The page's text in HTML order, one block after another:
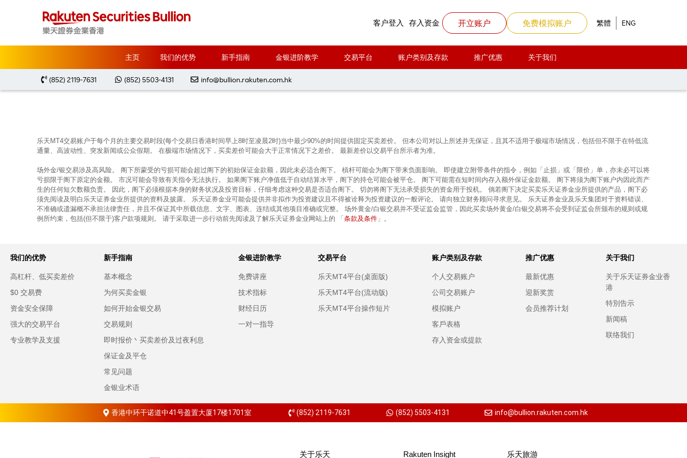
客户登入 存入资金 开立账户 免费模拟账户 繁體 ENG
主页 我们的优势 新手指南 金银进阶教学 交易平台 账户类别及存款 推广优惠 关于我们
(852) 2119-7631 (852) 5503-4131 info@bullion.rakuten.com.hk
主页 Market Analysis 每周黃金分析 20251103
每周黃金分析 20251103
乐天MT4交易账户于每个月的主要交易时段(每个交易日香港时间早上8时至凌晨2时)当中最少90%的时间提供固定买卖差价。 但本公司对以上所述并无保证，且其不适用于极端市场情况，包括但不限于在特低流
通量、高波动性、突发新闻或公众假期。 在极端市场情况下，买卖差价可能会大于正常情况下之差价。 最新差价以交易平台所示者为准。
场外金/银交易涉及高风险。 阁下所蒙受的亏损可能会超过阁下的初始保证金款额，因此未必适合阁下。 槓杆可能会为阁下带来负面影响。 即使建立附带条件的指令，例如「止损」或「限价」单，亦未必可以将
亏损限于阁下原定的金额。 市况可能会导致有关指令无法执行。 如果阁下账户净值低于自动结算水平，阁下的持仓可能会被平仓。 阁下可能需在短时间内存入额外保证金款额。 阁下将须为阁下账户内因此而产
生的任何短欠数额负责。 因此，阁下必须根据本身的财务状况及投资目标，仔细考虑这种交易是否适合阁下。 切勿将阁下无法承受损失的资金用于投机。 倘若阁下决定买卖乐天证券金业所提供的产品，阁下必
须先阅读及明白乐天证券金业所提供的资料及披露。 乐天证券金业可能会提供并非拟作为投资建议且不得被诠释为投资建议的一般评论。 请向独立财务顾问寻求意见。 乐天证券金业及乐天集团对于资料错误、
不准确或遗漏概不承担法律责任，并且不保证其中所载信息、文字、图表、连结或其他项目准确或完整。 场外黄金/白银交易并不受证监会监管，因此买卖场外黄金/白银交易将不会受到证监会所颁布的规则或规
例所约束，包括(但不限于)客户款项规则。 请于采取进一步行动前先阅读及了解乐天证券金业网站上的 「 条款及条件 」。
我们的优势
高杠杆、低买卖差价
$0 交易费
资金安全保障
强大的交易平台
专业教学及支援
新手指南
基本概念
为何买卖金银
如何开始金银交易
交易规则
即时报价丶买卖差价及过夜利息
保证金及平仓
常见问题
金银业术语
金银进阶教学
免费讲座
技术指标
财经日历
一对一指导
交易平台
乐天MT4平台(桌面版)
乐天MT4平台(流动版)
乐天MT4平台操作短片
账户类别及存款
个人交易账户
公司交易账户
模拟账户
客戶表格
存入资金或提款
推广优惠
最新优惠
迎新奖赏
会员推荐计划
关于我们
关于乐天证券金业香
港
特別告示
新闻稿
联络我们
香港中环干诺道中41号盈置大厦17楼1701室 (852) 2119-7631 (852) 5503-4131 info@bullion.rakuten.com.hk
关于乐天 Rakuten Insight 乐天旅游